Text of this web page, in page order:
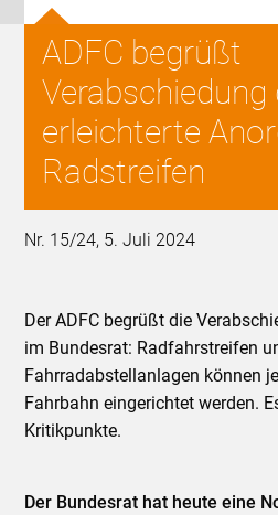
ADFC begrüßt
Verabschiedung
erleichterte
Radstreifen
Nr. 15/24, 5. Juli 2024
Der ADFC begrüßt die
im Bundesrat: Radfahrstreifen
Fahrradabstellanlagen können
Fahrbahn eingerichtet werden.
Kritikpunkte.
Der Bundesrat hat heute eine